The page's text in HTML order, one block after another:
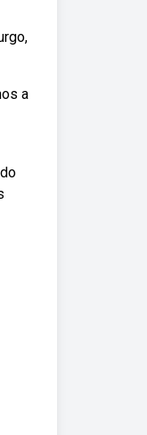
a